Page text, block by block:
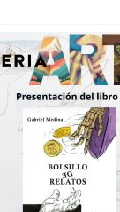
del
de
los